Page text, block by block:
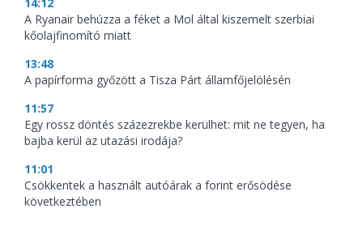
14:12
A Ryanair behúzza a féket a Mol által kiszemelt szerbiai
kőolajfinomító miatt
13:48
A papírforma győzött a Tisza Párt államfőjelölésén
11:57
Egy rossz döntés százezrekbe kerülhet: mit ne tegyen, ha
bajba kerül az utazási irodája?
11:01
Csökkentek a használt autóárak a forint erősödése
következtében